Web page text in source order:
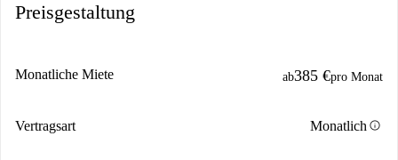
Preisgestaltung
Monatliche Miete ab385 €pro Monat
Vertragsart Monatlich info